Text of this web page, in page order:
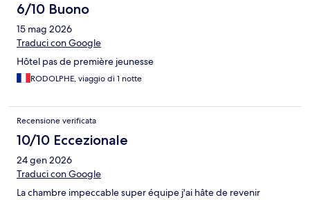
6/10 Buono
15 mag 2026
Traduci con Google
Hôtel pas de première jeunesse
RODOLPHE, viaggio di 1 notte
Recensione verificata
10/10 Eccezionale
24 gen 2026
Traduci con Google
La chambre impeccable super équipe j'ai hâte de revenir